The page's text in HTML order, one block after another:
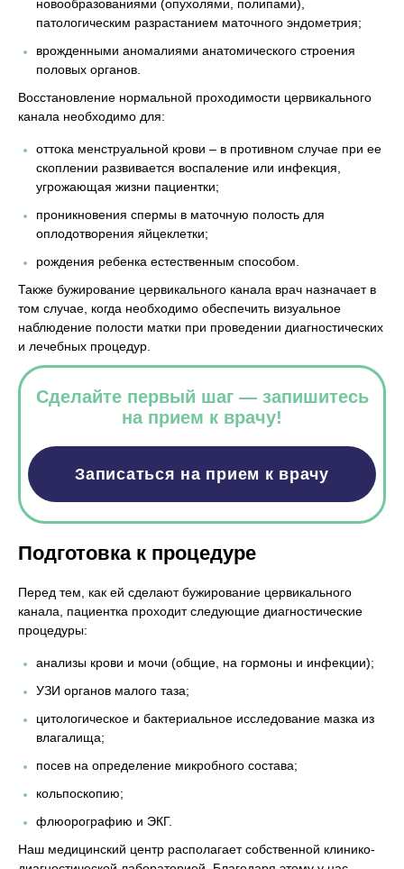
новообразованиями (опухолями, полипами),
патологическим разрастанием маточного эндометрия;
врожденными аномалиями анатомического строения
половых органов.
Восстановление нормальной проходимости цервикального
канала необходимо для:
оттока менструальной крови – в противном случае при ее
скоплении развивается воспаление или инфекция,
угрожающая жизни пациентки;
проникновения спермы в маточную полость для
оплодотворения яйцеклетки;
рождения ребенка естественным способом.
Также бужирование цервикального канала врач назначает в
том случае, когда необходимо обеспечить визуальное
наблюдение полости матки при проведении диагностических
и лечебных процедур.
Сделайте первый шаг — запишитесь
на прием к врачу!
Записаться на прием к врачу
Подготовка к процедуре
Перед тем, как ей сделают бужирование цервикального
канала, пациентка проходит следующие диагностические
процедуры:
анализы крови и мочи (общие, на гормоны и инфекции);
УЗИ органов малого таза;
цитологическое и бактериальное исследование мазка из
влагалища;
посев на определение микробного состава;
кольпоскопию;
флюорографию и ЭКГ.
Наш медицинский центр располагает собственной клинико-